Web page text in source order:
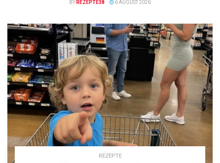
BY REZEPTE38 6 AUGUST 2026
REZEPTE